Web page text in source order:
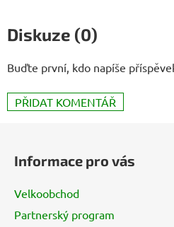
Diskuze (0)
Buďte první, kdo napíše
PŘIDAT KOMENTÁŘ
Informace pro vás
Velkoobchod
Partnerský program